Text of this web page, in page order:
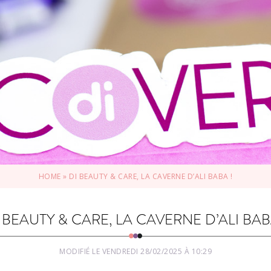
HOME » DI BEAUTY & CARE, LA CAVERNE D’ALI BABA !
& CARE, LA CAVERNE D’ALI
MODIFIÉ LE VENDREDI 28/02/2025 À 10:29